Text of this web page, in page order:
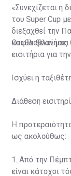
«Συνεχίζεται η
του Super Cup
διεξαχθεί την
και θα
Οι φίλαθλοί
εισιτήρια για
Ισχύει η
Διάθεση
Η
ως ακολούθως:
1. Από την
είναι κάτοχοι